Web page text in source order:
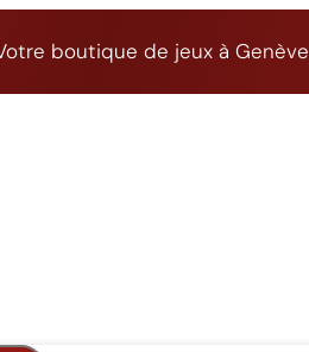
boutique de jeux à Genève